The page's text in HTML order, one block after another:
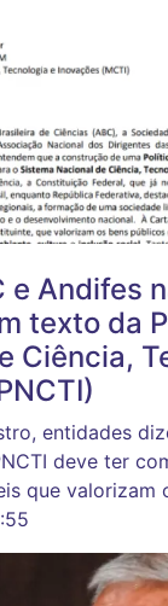
e Andifes
texto da
Ciência,
entidades
deve ter
que valorizam